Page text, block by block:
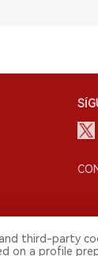
third-party
on a profile